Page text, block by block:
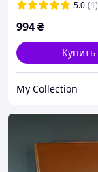
5.0 (1)
994₴
Купить
My Collection